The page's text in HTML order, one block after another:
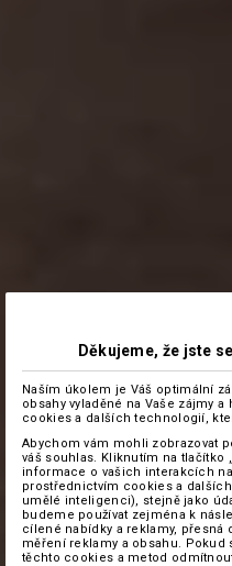
Děkujeme, že jste
Naším úkolem je Váš optimální
obsahy vyladěné na Vaše zájmy
cookies a dalších technologií,
Abychom vám mohli zobrazovat
váš souhlas. Kliknutím na tlačítko
informace o vašich interakcích
prostřednictvím cookies a
umělé inteligenci), stejně jako
budeme používat zejména k
cílené nabídky a reklamy, přesná
měření reklamy a obsahu.
těchto cookies a metod